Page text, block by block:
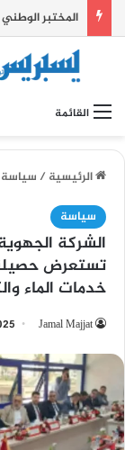
القائمة
الرئيسية/ سياسة
سياسة
الشركة
تستعرض حصيلة
خدمات الماء
Jamal Majjat